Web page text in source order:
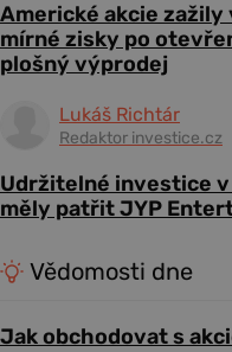
Americké akcie
mírné zisky po
plošný výprodej
Lukáš Richtár
Redaktor investice.cz
Udržitelné investice
měly patřit JYP
Vědomosti dne
Jak obchodovat s